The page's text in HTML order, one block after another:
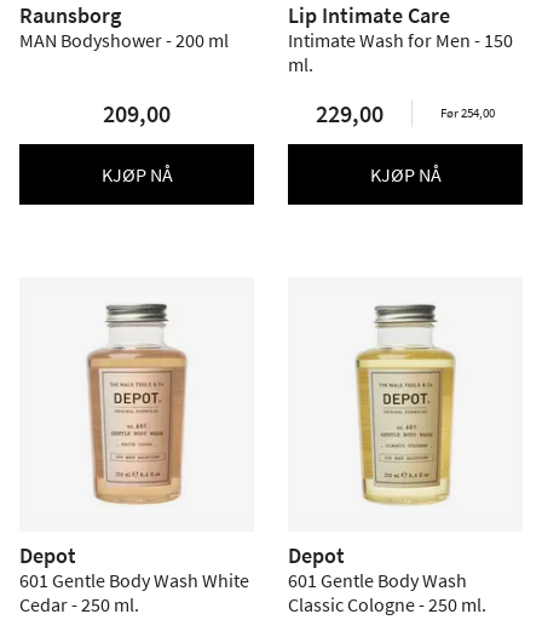
Raunsborg
MAN Bodyshower - 200 ml
209,00
KJØP NÅ
Lip Intimate Care
Intimate Wash for Men - 150
ml.
229,00 Før 254,00
KJØP NÅ
Depot
601 Gentle Body Wash White
Cedar - 250 ml.
Depot
601 Gentle Body Wash
Classic Cologne - 250 ml.